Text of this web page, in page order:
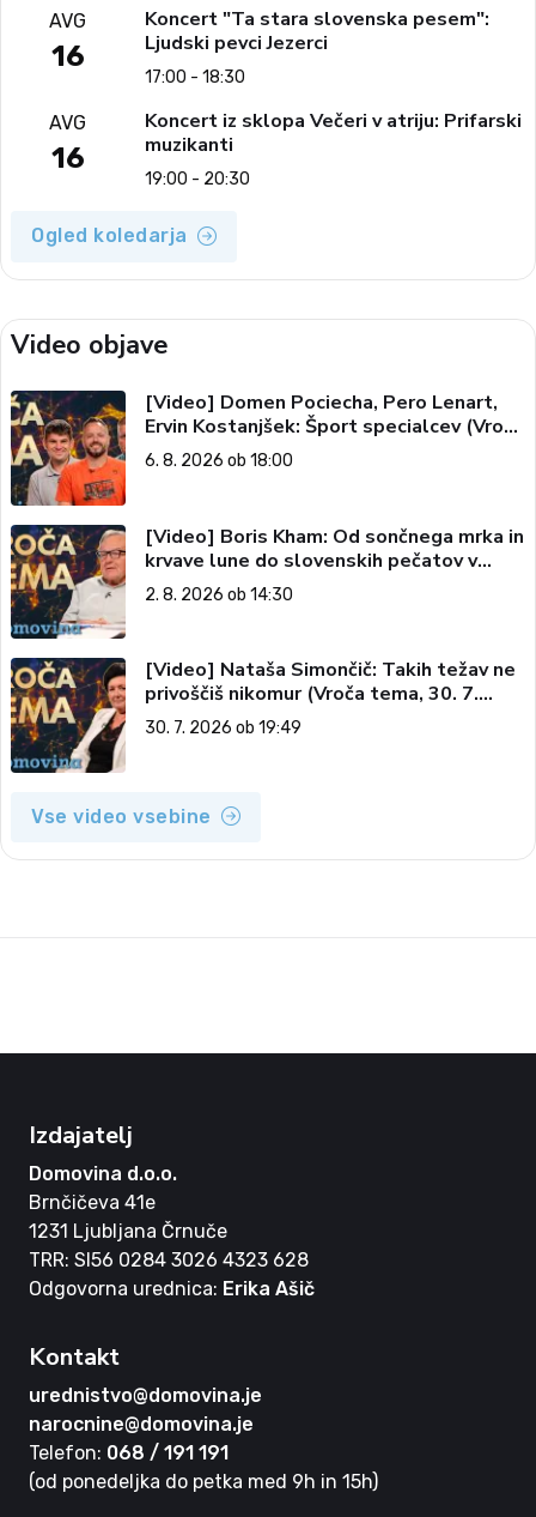
AVG
16
Koncert "Ta stara slovenska pesem":
Ljudski pevci Jezerci
17:00 - 18:30
AVG
16
Koncert iz sklopa Večeri v atriju: Prifarski
muzikanti
19:00 - 20:30
Ogled koledarja
Video objave
[Video] Domen Pociecha, Pero Lenart,
Ervin Kostanjšek: Šport specialcev (Vroča
tema, 6. 8. 2026)
6. 8. 2026 ob 18:00
[Video] Boris Kham: Od sončnega mrka in
krvave lune do slovenskih pečatov v
vesolju (Vroča tema, 2. 8. 2026)
2. 8. 2026 ob 14:30
[Video] Nataša Simončič: Takih težav ne
privoščiš nikomur (Vroča tema, 30. 7.
2026)
30. 7. 2026 ob 19:49
Vse video vsebine
Izdajatelj
Domovina d.o.o.
Brnčičeva 41e
1231 Ljubljana Črnuče
TRR: SI56 0284 3026 4323 628
Odgovorna urednica: Erika Ašič
Kontakt
urednistvo@domovina.je
narocnine@domovina.je
Telefon: 068 / 191 191
(od ponedeljka do petka med 9h in 15h)